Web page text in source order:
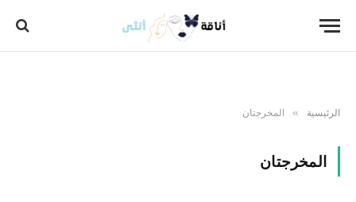
الرئيسية » المخرجتان
المخرجتان